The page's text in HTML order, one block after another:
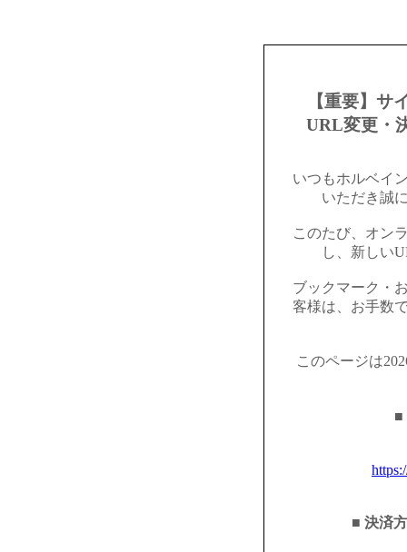
【重要】サ
URL変更・
いつもホルベイ
いただき誠
このたび、オン
し、新しい
ブックマーク・
客様は、お手数
このページは
■
■ 決済